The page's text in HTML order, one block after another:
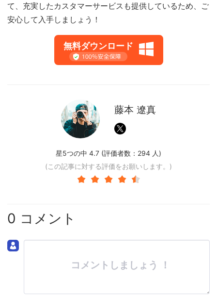
て、充実したカスタマーサービスも提供しているため、ご
安心して入手しましょう！
無料ダウンロード
藤本 遼真
星5つの中 4.7 (評価者数： 294 人)
(この記事に対する評価をお願いします。)
0 コメント
コメントしましょう ！